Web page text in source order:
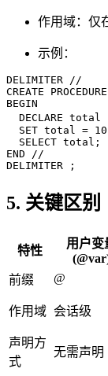
作用域：仅
示例：
DELIMITER //
CREATE
BEGIN
DECLARE total
SET total = 10
  SELECT total;
END //
5. 关键区别
特性
用户变
前缀 @
作用域 会话级
声明方
式
无需声明